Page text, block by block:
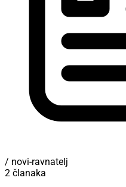
/ novi-ravnatelj
2 članaka